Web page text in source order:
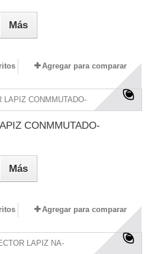
Más
Agregar para comparar
CONMMUTADO-
Más
Agregar para comparar